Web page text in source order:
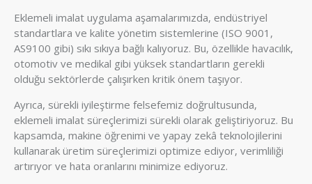
Eklemeli imalat uygulama aşamalarımızda, endüstriyel
standartlara ve kalite yönetim sistemlerine (ISO 9001,
AS9100 gibi) sıkı sıkıya bağlı kalıyoruz. Bu, özellikle havacılık,
otomotiv ve medikal gibi yüksek standartların gerekli
olduğu sektörlerde çalışırken kritik önem taşıyor.
Ayrıca, sürekli iyileştirme felsefemiz doğrultusunda,
eklemeli imalat süreçlerimizi sürekli olarak geliştiriyoruz. Bu
kapsamda, makine öğrenimi ve yapay zekâ teknolojilerini
kullanarak üretim süreçlerimizi optimize ediyor, verimliliği
artırıyor ve hata oranlarını minimize ediyoruz.